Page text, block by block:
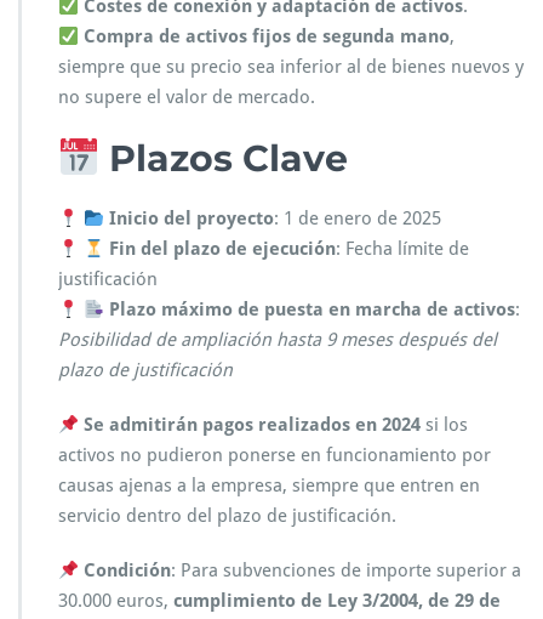
Costes de conexión y adaptación de activos.
Compra de activos fijos de segunda mano,
siempre que su precio sea inferior al de bienes nuevos y
no supere el valor de mercado.
Plazos Clave
Inicio del proyecto: 1 de enero de 2025
Fin del plazo de ejecución: Fecha límite de
justificación
Plazo máximo de puesta en marcha de activos:
Posibilidad de ampliación hasta 9 meses después del
plazo de justificación
Se admitirán pagos realizados en 2024 si los
activos no pudieron ponerse en funcionamiento por
causas ajenas a la empresa, siempre que entren en
servicio dentro del plazo de justificación.
Condición: Para subvenciones de importe superior a
30.000 euros, cumplimiento de Ley 3/2004, de 29 de